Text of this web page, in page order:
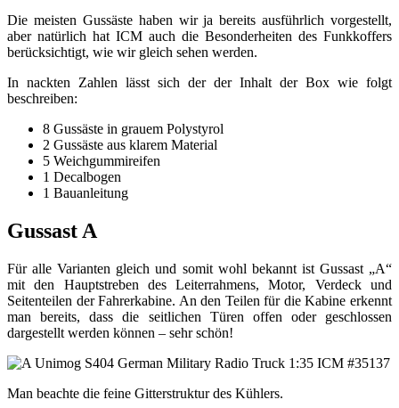
Die meisten Gussäste haben wir ja bereits ausführlich vorgestellt,
aber natürlich hat ICM auch die Besonderheiten des Funkkoffers
berücksichtigt, wie wir gleich sehen werden.
In nackten Zahlen lässt sich der der Inhalt der Box wie folgt
beschreiben:
8 Gussäste in grauem Polystyrol
2 Gussäste aus klarem Material
5 Weichgummireifen
1 Decalbogen
1 Bauanleitung
Gussast A
Für alle Varianten gleich und somit wohl bekannt ist Gussast „A“
mit den Hauptstreben des Leiterrahmens, Motor, Verdeck und
Seitenteilen der Fahrerkabine. An den Teilen für die Kabine erkennt
man bereits, dass die seitlichen Türen offen oder geschlossen
dargestellt werden können – sehr schön!
Man beachte die feine Gitterstruktur des Kühlers.